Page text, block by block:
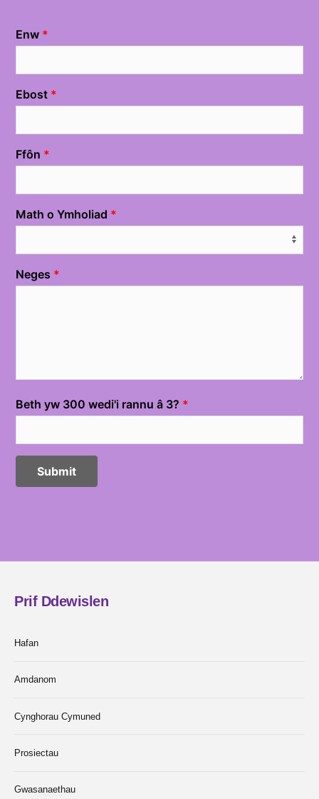
Prif Ddewislen
Hafan
Amdanom
Cynghorau Cymuned
Prosiectau
Gwasanaethau